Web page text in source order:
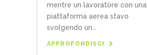
mentre un lavoratore con una
piattaforma aerea stavo
svolgendo un...
APPROFONDISCI